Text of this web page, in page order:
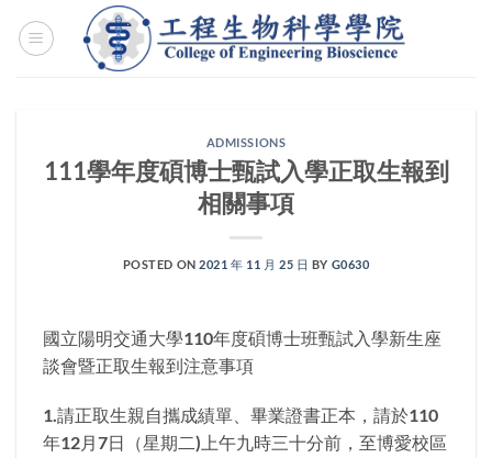
ADMISSIONS
111學年度碩博士甄試入學正取生報到
相關事項
POSTED ON2021 年 11 月 25 日 BY G0630
國立陽明交通大學110年度碩博士班甄試入學新生座
談會暨正取生報到注意事項
1.請正取生親自攜成績單、畢業證書正本，請於110
年12月7日（星期二)上午九時三十分前，至博愛校區